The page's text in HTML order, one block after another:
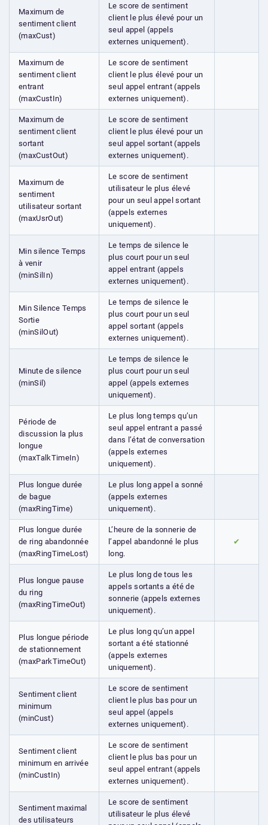
Maximum de
sentiment client
(maxCust)
Le score de sentiment
client le plus élevé pour un
seul appel (appels
externes uniquement).
Maximum de
sentiment client
entrant
(maxCustIn)
Le score de sentiment
client le plus élevé pour un
seul appel entrant (appels
externes uniquement).
Maximum de
sentiment client
sortant
(maxCustOut)
Le score de sentiment
client le plus élevé pour un
seul appel sortant (appels
externes uniquement).
Maximum de
sentiment
utilisateur sortant
(maxUsrOut)
Le score de sentiment
utilisateur le plus élevé
pour un seul appel sortant
(appels externes
uniquement).
Min silence Temps
à venir
(minSilIn)
Le temps de silence le
plus court pour un seul
appel entrant (appels
externes uniquement).
Min Silence Temps
Sortie
(minSilOut)
Le temps de silence le
plus court pour un seul
appel sortant (appels
externes uniquement).
Minute de silence
(minSil)
Le temps de silence le
plus court pour un seul
appel (appels externes
uniquement).
Période de
discussion la plus
longue
(maxTalkTimeIn)
Le plus long temps qu’un
seul appel entrant a passé
dans l’état de conversation
(appels externes
uniquement).
Plus longue durée
de bague
(maxRingTime)
Le plus long appel a sonné
(appels externes
uniquement).
Plus longue durée
de ring abandonnée
(maxRingTimeLost)
L’heure de la sonnerie de
l’appel abandonné le plus
long.
✔
Plus longue pause
du ring
(maxRingTimeOut)
Le plus long de tous les
appels sortants a été de
sonnerie (appels externes
uniquement).
Plus longue période
de stationnement
(maxParkTimeOut)
Le plus long qu’un appel
sortant a été stationné
(appels externes
uniquement).
Sentiment client
minimum
(minCust)
Le score de sentiment
client le plus bas pour un
seul appel (appels
externes uniquement).
Sentiment client
minimum en arrivée
(minCustIn)
Le score de sentiment
client le plus bas pour un
seul appel entrant (appels
externes uniquement).
Sentiment maximal
des utilisateurs
Le score de sentiment
utilisateur le plus élevé